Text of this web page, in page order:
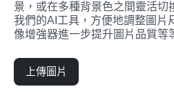
景，或在多種背景色之間靈活切
我們的AI工具，方便地調整圖片
像增強器進一步提升圖片品質等
上傳圖片